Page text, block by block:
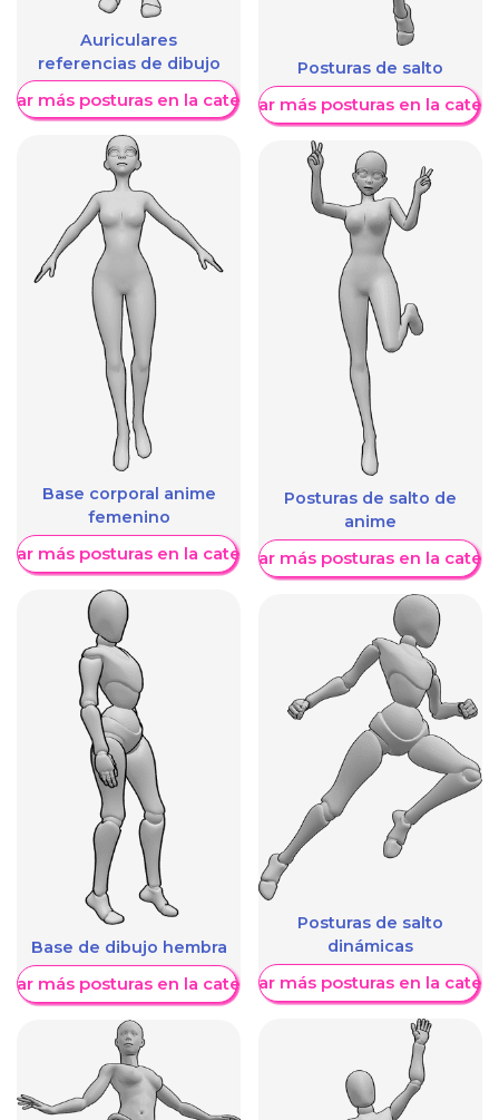
Auriculares
referencias de dibujo
más posturas en la categoría
Base corporal anime
femenino
más posturas en la categoría
Base de dibujo hembra
más posturas en la categoría
Posturas de salto
Mostrar más posturas en la
Posturas de salto de
anime
Mostrar más posturas en la
Posturas de salto
dinámicas
Mostrar más posturas en la